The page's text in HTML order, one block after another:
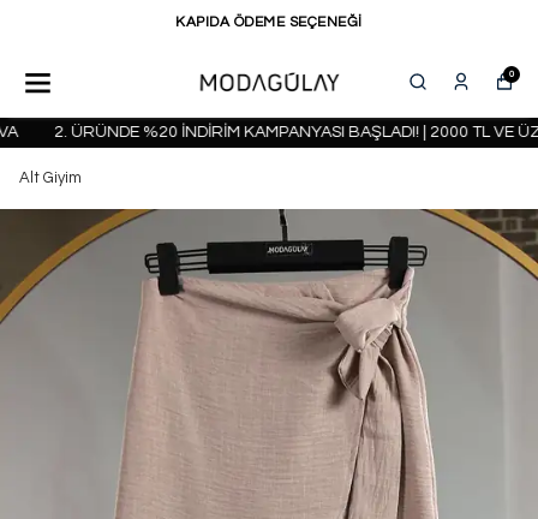
KAPIDA ÖDEME SEÇENEĞİ
0
2. ÜRÜNDE %20 İNDİRİM KAMPANYASI BAŞLADI! | 2000 TL VE
Alt Giyim